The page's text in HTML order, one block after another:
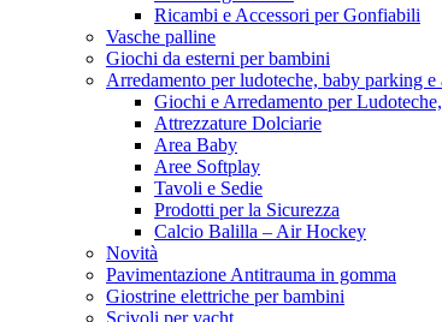
Ricambi e Accessori per Gonfiabili
Vasche palline
Giochi da esterni per bambini
Arredamento per ludoteche, baby parking
Giochi e Arredamento per
Attrezzature Dolciarie
Area Baby
Aree Softplay
Tavoli e Sedie
Prodotti per la Sicurezza
Calcio Balilla – Air Hockey
Novità
Pavimentazione Antitrauma in gomma
Giostrine elettriche per bambini
Scivoli per yacht